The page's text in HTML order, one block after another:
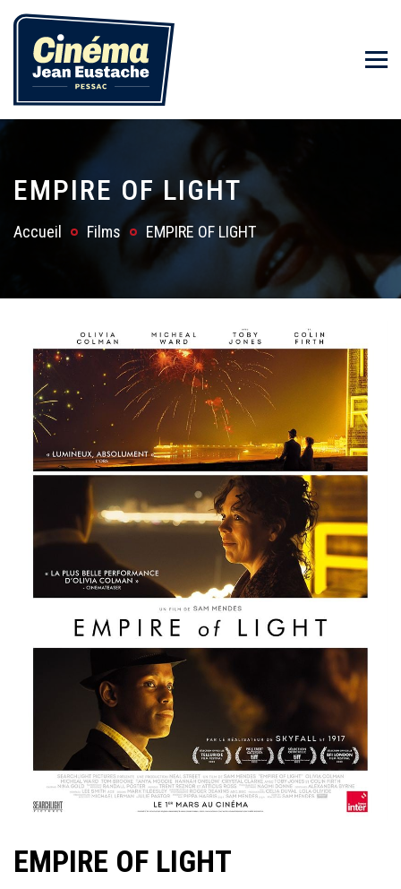
EMPIRE OF LIGHT
Accueil Films EMPIRE OF LIGHT
EMPIRE OF LIGHT